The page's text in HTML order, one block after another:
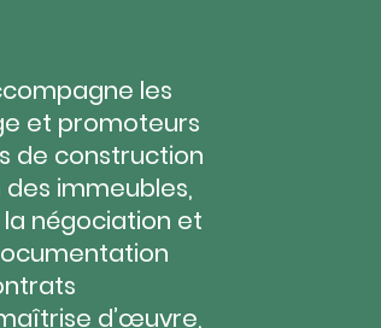
les
et promoteurs
de construction
immeubles,
négociation et
d’œuvre,